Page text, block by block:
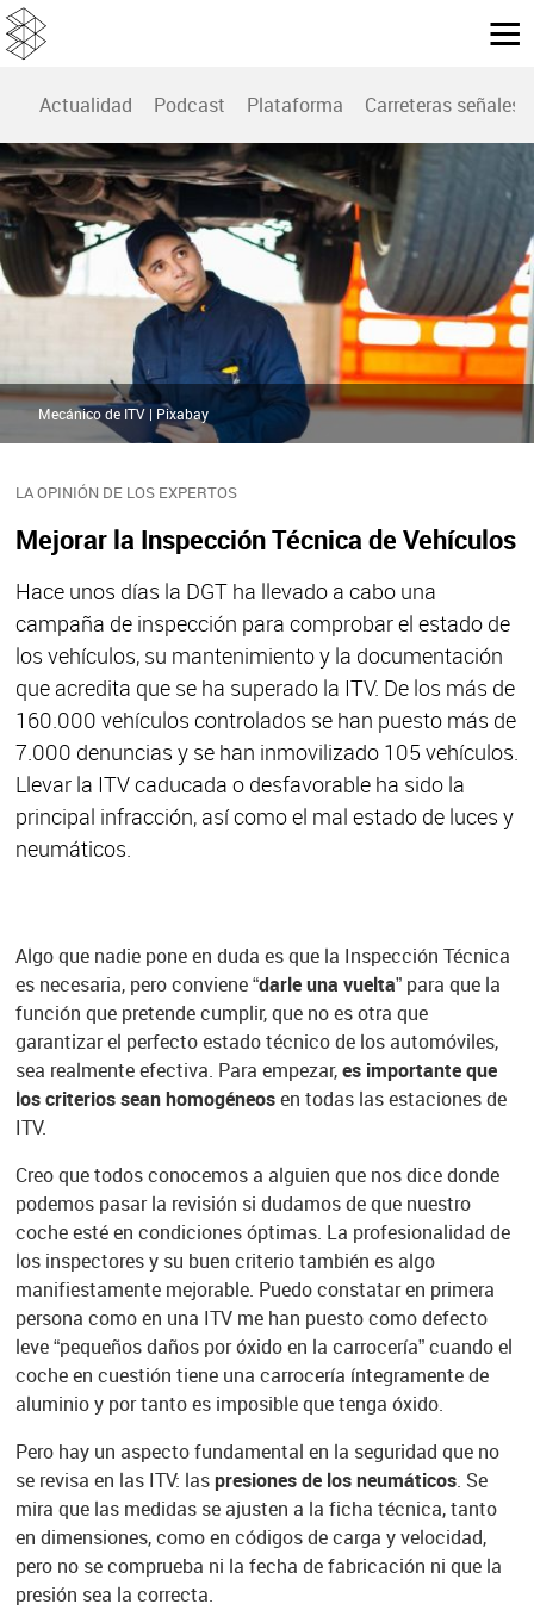
Actualidad Podcast Plataforma Carreteras señales
LA OPINIÓN DE LOS EXPERTOS
Mejorar la Inspección Técnica de Vehículos
Hace unos días la DGT ha llevado a cabo una
campaña de inspección para comprobar el estado de
los vehículos, su mantenimiento y la documentación
que acredita que se ha superado la ITV. De los más de
160.000 vehículos controlados se han puesto más de
7.000 denuncias y se han inmovilizado 105 vehículos.
Llevar la ITV caducada o desfavorable ha sido la
principal infracción, así como el mal estado de luces y
neumáticos.
Mecánico de ITV | Pixabay
Algo que nadie pone en duda es que la Inspección Técnica
es necesaria, pero conviene “darle una vuelta” para que la
función que pretende cumplir, que no es otra que
garantizar el perfecto estado técnico de los automóviles,
sea realmente efectiva. Para empezar,es importante que
los criterios sean homogéneosen todas las estaciones de
ITV.
Creo que todos conocemos a alguien que nos dice donde
podemos pasar la revisión si dudamos de que nuestro
coche esté en condiciones óptimas. La profesionalidad de
los inspectores y su buen criterio también es algo
manifiestamente mejorable. Puedo constatar en primera
persona como en una ITV me han puesto como defecto
leve “pequeños daños por óxido en la carrocería” cuando el
coche en cuestión tiene una carrocería íntegramente de
aluminio y por tanto es imposible que tenga óxido.
Pero hay un aspecto fundamental en la seguridad que no
se revisa en las ITV: laspresiones de los neumáticos. Se
mira que las medidas se ajusten a la ficha técnica, tanto
en dimensiones, como en códigos de carga y velocidad,
pero no se comprueba ni la fecha de fabricación ni que la
presión sea la correcta.